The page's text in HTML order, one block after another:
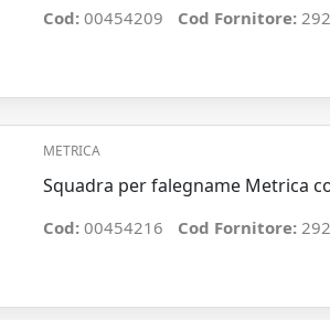
Cod: 00454209 Cod Fornitore:
METRICA
Squadra per falegname Metrica
Cod: 00454216 Cod Fornitore: